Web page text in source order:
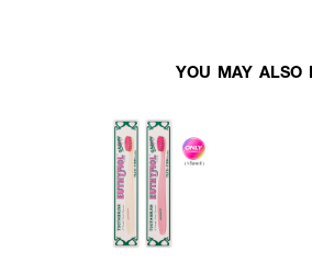
YOU MAY ALSO